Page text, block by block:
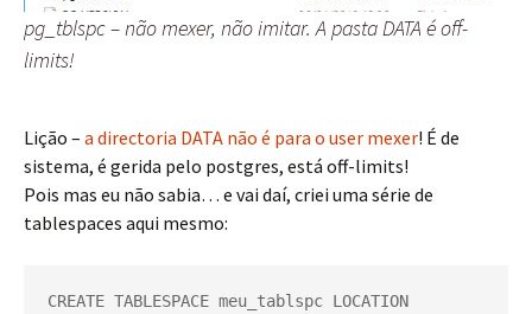
pg_tblspc – não mexer, não imitar. A pasta DATA é off-
limits!
Lição – a directoria DATA não é para o user mexer! É de
sistema, é gerida pelo postgres, está off-limits!
Pois mas eu não sabia… e vai daí, criei uma série de
tablespaces aqui mesmo:
CREATE TABLESPACE meu_tablspc LOCATION